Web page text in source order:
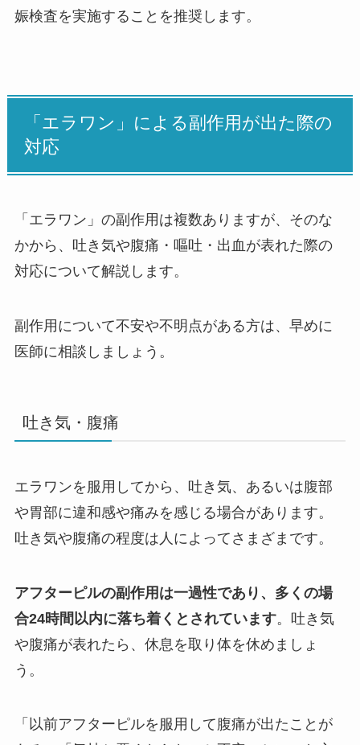
娠検査を実施することを推奨します。
「エラワン」による副作用が出た際の
対応
「エラワン」の副作用は複数ありますが、そのな
かから、吐き気や腹痛・嘔吐・出血が表れた際の
対応について解説します。
副作用について不安や不明点がある方は、早めに
医師に相談しましょう。
吐き気・腹痛
エラワンを服用してから、吐き気、あるいは腹部
や胃部に違和感や痛みを感じる場合があります。
吐き気や腹痛の程度は人によってさまざまです。
アフターピルの副作用は一過性であり、多くの場
合24時間以内に落ち着くとされています。吐き気
や腹痛が表れたら、休息を取り体を休めましょ
う。
「以前アフターピルを服用して腹痛が出たことが